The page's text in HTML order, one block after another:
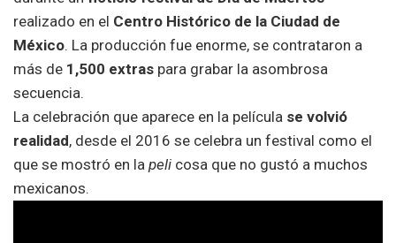
realizado en el Centro Histórico de la Ciudad de
México. La producción fue enorme, se contrataron a
más de 1,500 extras para grabar la asombrosa
secuencia.
La celebración que aparece en la película se volvió
realidad, desde el 2016 se celebra un festival como el
que se mostró en la peli cosa que no gustó a muchos
mexicanos.